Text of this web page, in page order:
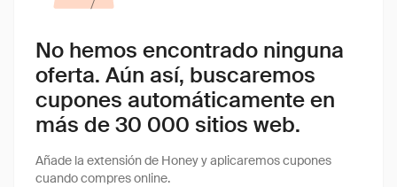
No hemos encontrado ninguna
oferta. Aún así, buscaremos
cupones automáticamente en
más de 30 000 sitios web.
Añade la extensión de Honey y aplicaremos cupones
cuando compres online.